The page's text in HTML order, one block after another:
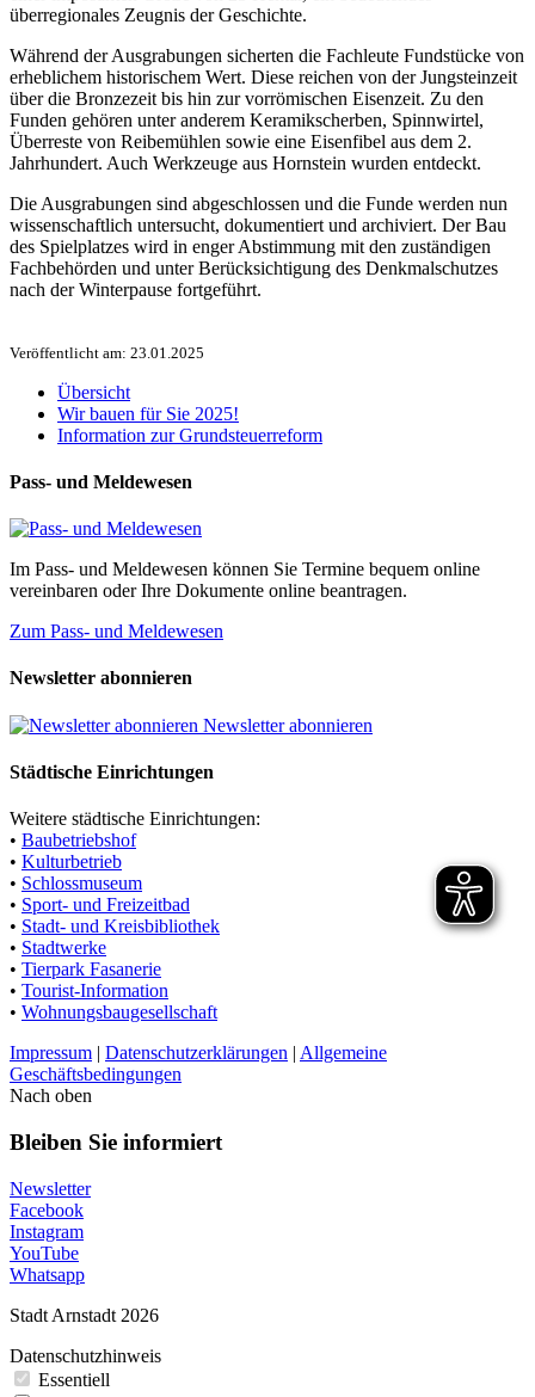
überregionales Zeugnis der Geschichte.
Während der Ausgrabungen sicherten die Fachleute Fundstücke von
erheblichem historischem Wert. Diese reichen von der Jungsteinzeit
über die Bronzezeit bis hin zur vorrömischen Eisenzeit. Zu den
Funden gehören unter anderem Keramikscherben, Spinnwirtel,
Überreste von Reibemühlen sowie eine Eisenfibel aus dem 2.
Jahrhundert. Auch Werkzeuge aus Hornstein wurden entdeckt.
Die Ausgrabungen sind abgeschlossen und die Funde werden nun
wissenschaftlich untersucht, dokumentiert und archiviert. Der Bau
des Spielplatzes wird in enger Abstimmung mit den zuständigen
Fachbehörden und unter Berücksichtigung des Denkmalschutzes
nach der Winterpause fortgeführt.
Veröffentlicht am: 23.01.2025
Übersicht
Wir bauen für Sie 2025!
Information zur Grundsteuerreform
Pass- und Meldewesen
Im Pass- und Meldewesen können Sie Termine bequem online
vereinbaren oder Ihre Dokumente online beantragen.
Zum Pass- und Meldewesen
Newsletter abonnieren
Newsletter abonnieren
Städtische Einrichtungen
Weitere städtische Einrichtungen:
• Baubetriebshof
• Kulturbetrieb
• Schlossmuseum
• Sport- und Freizeitbad
• Stadt- und Kreisbibliothek
• Stadtwerke
• Tierpark Fasanerie
• Tourist-Information
• Wohnungsbaugesellschaft
Impressum | Datenschutzerklärungen | Allgemeine
Geschäftsbedingungen
Nach oben
Bleiben Sie informiert
Newsletter
Facebook
Instagram
YouTube
Whatsapp
Stadt Arnstadt 2026
Datenschutzhinweis
Essentiell